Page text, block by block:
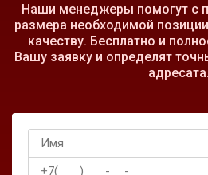
Наши менеджеры помогут с
размера необходимой
качеству. Бесплатно и
Вашу заявку и определят
адресата.